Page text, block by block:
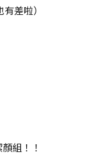
差啦）
組！！